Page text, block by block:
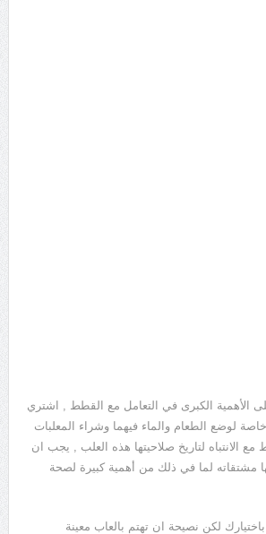
الأهمية الكبرى في التعامل مع القطط , اشتري
لوضع الطعام والماء فيهما وشراء المعلبات
الانتباه لتاريخ صلاحيتها هذه العلب , يجب ان
مشتقاته لما في ذلك من أهمية كبيرة لصحة
لكن نصيحة ان تهتم بالعاب معينة